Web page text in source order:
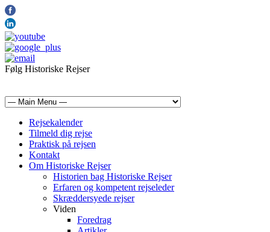
Følg Historiske Rejser
Rejsekalender
Tilmeld dig rejse
Praktisk på rejsen
Kontakt
Om Historiske Rejser
Historien bag Historiske Rejser
Erfaren og kompetent rejseleder
Skræddersyede rejser
Viden
Foredrag